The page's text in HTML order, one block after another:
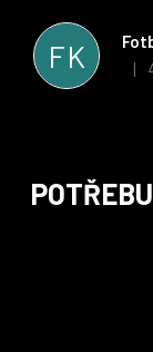
FK |
stran. Věříme,
i nadále, nyní už